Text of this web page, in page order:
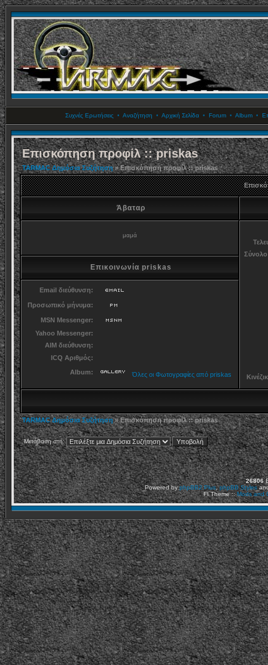
Συχνές Ερωτήσεις • Αναζήτηση • Αρχική Σελίδα• Forum• Album•
Επισκόπηση προφίλ :: priskas
TARMAC Δημόσια Συζήτηση» Επισκόπηση προφίλ :: priskas
Άβαταρ
μαμά
Επικοινωνία priskas
Email διεύθυνση:
Προσωπικό μήνυμα:
MSN Messenger:
Yahoo Messenger:
AIM διεύθυνση:
ICQ Αριθμός:
Album:
Όλες οι Φωτογραφίες από priskas
TARMAC Δημόσια Συζήτηση» Επισκόπηση προφίλ :: priskas
Μετάβαση στη:
26806
Powered byphpBB2 Plus,phpBB Styles
FI Theme ::Mods and